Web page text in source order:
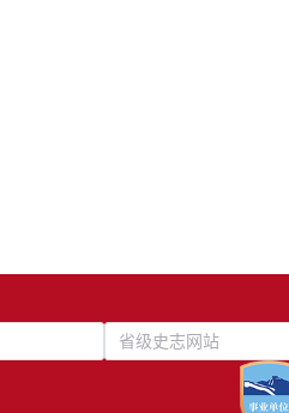
省级史志网站